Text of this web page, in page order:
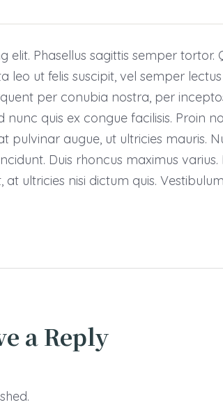
Phasellus sagittis semper tortor.
ut felis suscipit, vel semper
per conubia nostra, per
quis ex congue facilisis. Proin
pulvinar augue, ut ultricies mauris.
Duis rhoncus maximus
ultricies nisi dictum quis.
a Reply